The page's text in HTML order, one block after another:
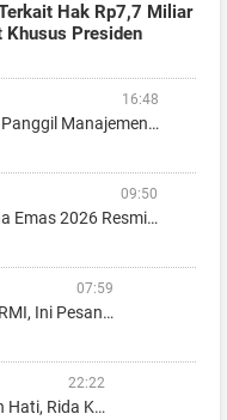
Hak Rp7,7 Miliar
Khusus Presiden
16:48
Manajemen…
09:50
Emas 2026 Resmi…
07:59
Ini Pesan…
22:22
Hati, Rida K…